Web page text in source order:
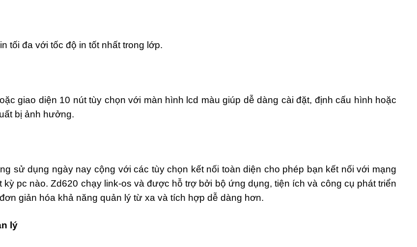
tối đa với tốc độ in tốt nhất trong lớp.
giao diện 10 nút tùy chọn với màn hình lcd màu giúp dễ dàng cài đặt, định cấu hình hoặc
bị ảnh hưởng.
sử dụng ngày nay cộng với các tùy chọn kết nối toàn diện cho phép bạn kết nối với mạng
pc nào. Zd620 chạy link-os và được hỗ trợ bởi bộ ứng dụng, tiện ích và công cụ phát triển
giản hóa khả năng quản lý từ xa và tích hợp dễ dàng hơn.
n lý